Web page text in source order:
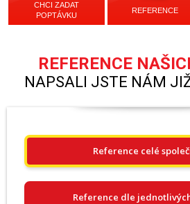
CHCI ZADAT
POPTÁVKU
REFERENCE
REFERENCE
NAPSALI JSTE NÁM
Reference celé
Reference dle